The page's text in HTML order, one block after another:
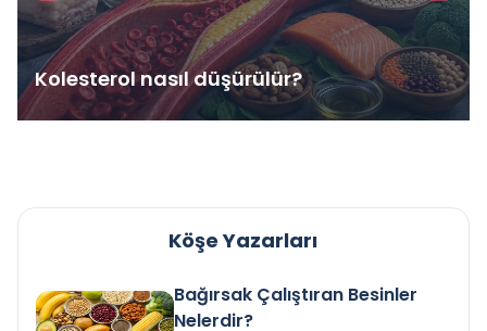
Kolesterol nasıl düşürülür?
Köşe Yazarları
Bağırsak Çalıştıran Besinler
Nelerdir?